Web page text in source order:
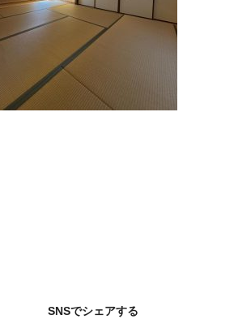
SNSでシェアする